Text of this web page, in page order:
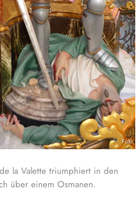
Foto:
la Valette triumphiert in den
über einem Osmanen.